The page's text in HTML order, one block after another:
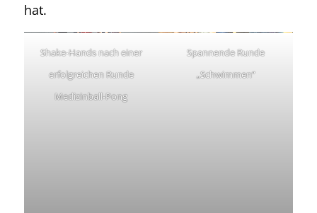
hat.
Shake-Hands nach einer
erfolgreichen Runde
Medizinball-Pong
Spannende Runde
„Schwimmen“